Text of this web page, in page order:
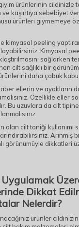
ürünlerinin cildinizle
kaşıntıya sebebiyet
ürünleri giymemeye
kimyasal peeling
Kimyasal
sağlarken
cilt sağlıklı bir
daha çabuk
ellerin ve ayakların
Özellikle eller
Bu uzuvlara da cilt
olan cilt toniği kullanımı
Arınmış
görünümüyle dikkatleri
Uygulamak
Dikkat
Nelerdir?
ürünler cildinizin